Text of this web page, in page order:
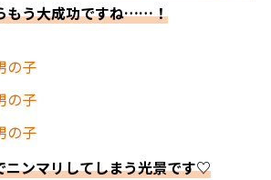
もう大成功ですね……！
ニンマリしてしまう光景です♡